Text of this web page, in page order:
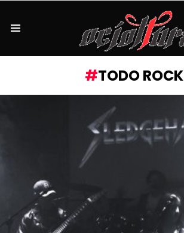
TODO ROCK